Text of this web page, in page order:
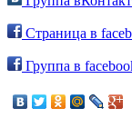
Страница в
Группа в